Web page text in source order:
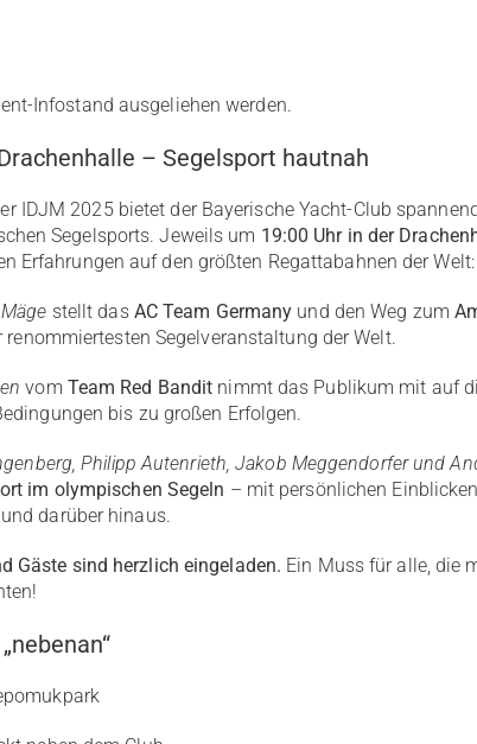
Infostand ausgeliehen werden.
– Segelsport hautnah
IDJM 2025 bietet der Bayerische Yacht-Club
Segelsports. Jeweils um 19:00 Uhr in der
Erfahrungen auf den größten Regattabahnen der Welt:
stellt das AC Team Germany und den Weg zum
renommiertesten Segelveranstaltung der Welt.
vom Team Red Bandit nimmt das Publikum mit auf
bis zu großen Erfolgen.
Philipp Autenrieth, Jakob Meggendorfer und
im olympischen Segeln – mit persönlichen
darüber hinaus.
Gäste sind herzlich eingeladen. Ein Muss für alle, die